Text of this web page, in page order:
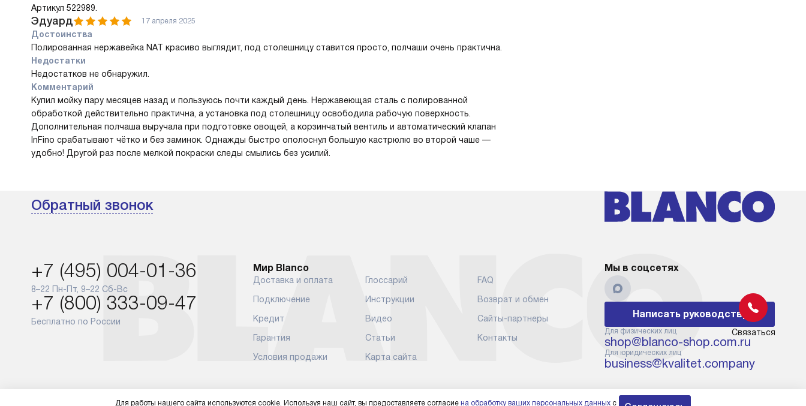
Артикул 522989.
Эдуард 17 апреля 2025
Достоинства
Полированная нержавейка NAT красиво выглядит, под столешницу ставится просто, полчаши очень практична.
Недостатки
Недостатков не обнаружил.
Комментарий
Купил мойку пару месяцев назад и пользуюсь почти каждый день. Нержавеющая сталь с полированной
обработкой действительно практична, а установка под столешницу освободила рабочую поверхность.
Дополнительная полчаша выручала при подготовке овощей, а корзинчатый вентиль и автоматический клапан
InFino срабатывают чётко и без заминок. Однажды быстро ополоснул большую кастрюлю во второй чаше —
удобно! Другой раз после мелкой покраски следы смылись без усилий.
Обратный звонок
+7 (495) 004-01-36
8–22 Пн-Пт, 9–22 Сб-Вс
+7 (800) 333-09-47
Бесплатно по России
Мир Blanco
Доставка и оплата
Подключение
Кредит
Гарантия
Условия продажи
Глоссарий
Инструкции
Видео
Статьи
Карта сайта
FAQ
Возврат и обмен
Сайты-партнеры
Контакты
Мы в соцсетях
Написать руководству
Для физических лиц
shop@blanco-shop.com.ru
Для юридических лиц
business@kvalitet.company
Связаться
Для работы нашего сайта используются cookie. Используя наш сайт, вы предоставляете согласие на обработку ваших персональных данных с